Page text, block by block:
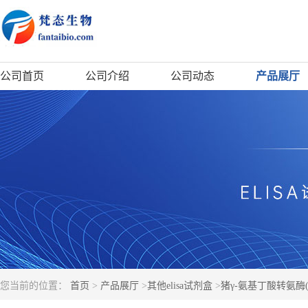
公司首页 公司介绍 公司动态 产品展厅
您当前的位置： 首页 > 产品展厅 >其他elisa试剂盒 >猪γ-氨基丁酸转氨酶